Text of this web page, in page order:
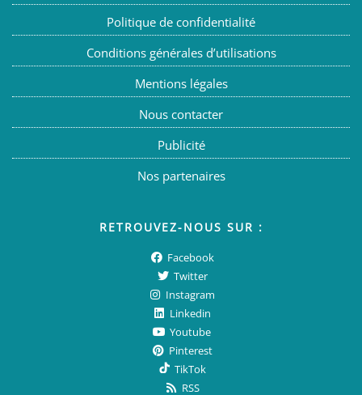
Politique de confidentialité
Conditions générales d’utilisations
Mentions légales
Nous contacter
Publicité
Nos partenaires
RETROUVEZ-NOUS SUR :
Facebook
Twitter
Instagram
Linkedin
Youtube
Pinterest
TikTok
RSS